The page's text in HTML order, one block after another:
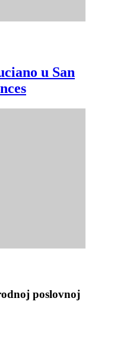
u San
poslovnoj